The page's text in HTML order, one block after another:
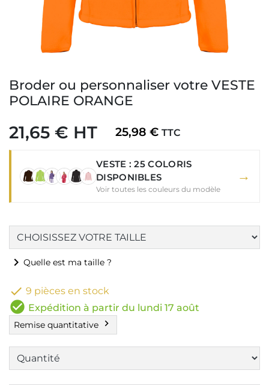
Broder ou personnaliser votre VESTE
POLAIRE ORANGE
21,65 € HT 25,98 € TTC
VESTE : 25 COLORIS
DISPONIBLES
Voir toutes les couleurs du modèle
→
chevron_right Quelle est ma taille ?
 9 pièces en stock
check_circle Expédition à partir du lundi 17 août
Remise quantitative chevron_right